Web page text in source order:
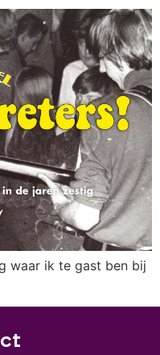
waar ik te gast ben bij